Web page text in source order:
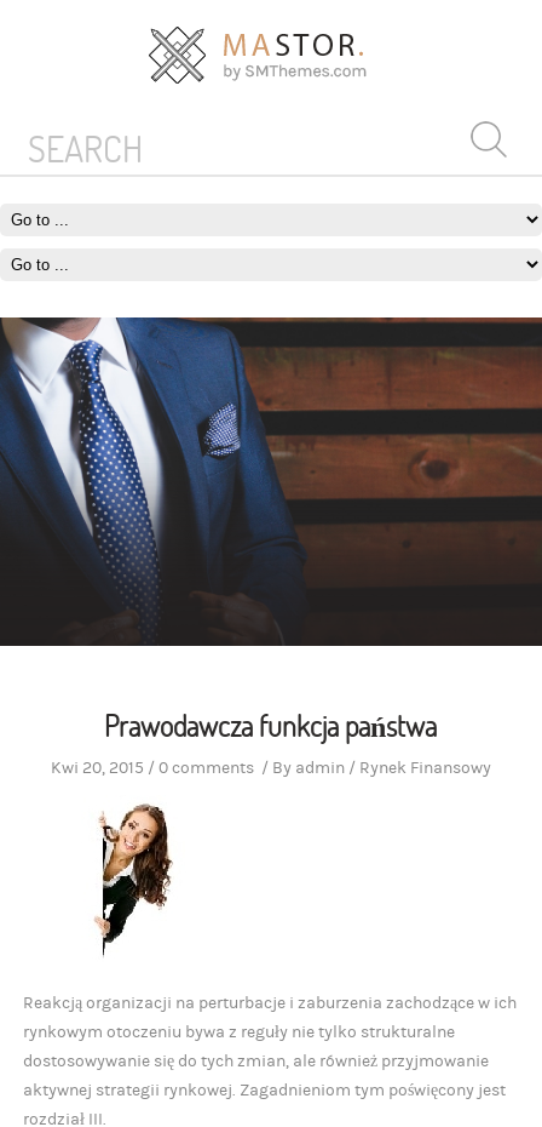
Prawodawcza funkcja państwa
Kwi 20, 2015 /0 comments/ By admin/ Rynek Finansowy
Reakcją organizacji na perturbacje i zaburzenia zachodzące w ich
rynkowym otoczeniu bywa z reguły nie tylko strukturalne
dostosowywanie się do tych zmian, ale również przyjmowanie
aktywnej strategii rynkowej. Zagadnieniom tym poświęcony jest
rozdział III.